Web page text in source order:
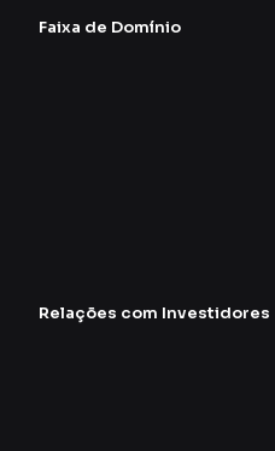
Faixa de Domínio
Relações com Investidores